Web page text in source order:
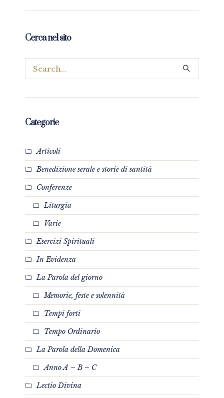
Cerca nel sito
Categorie
Articoli
Benedizione serale e storie di santità
Conferenze
Liturgia
Varie
Esercizi Spirituali
In Evidenza
La Parola del giorno
Memorie, feste e solennità
Tempi forti
Tempo Ordinario
La Parola della Domenica
Anno A – B – C
Lectio Divina